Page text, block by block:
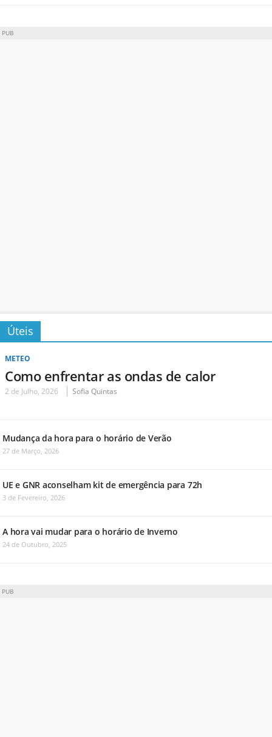
PUB
Úteis
METEO
Como enfrentar as ondas de calor
2 de Julho, 2026 Sofia Quintas
Mudança da hora para o horário de Verão
27 de Março, 2026
UE e GNR aconselham kit de emergência para 72h
3 de Fevereiro, 2026
A hora vai mudar para o horário de Inverno
24 de Outubro, 2025
PUB